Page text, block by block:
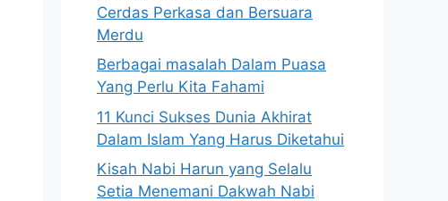
Cerdas Perkasa dan Bersuara
Merdu
Berbagai masalah Dalam Puasa
Yang Perlu Kita Fahami
11 Kunci Sukses Dunia Akhirat
Dalam Islam Yang Harus Diketahui
Kisah Nabi Harun yang Selalu
Setia Menemani Dakwah Nabi